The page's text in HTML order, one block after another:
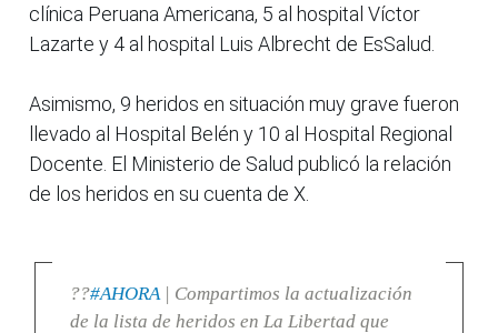
clínica Peruana Americana, 5 al hospital Víctor
Lazarte y 4 al hospital Luis Albrecht de EsSalud.
Asimismo, 9 heridos en situación muy grave fueron
llevado al Hospital Belén y 10 al Hospital Regional
Docente. El Ministerio de Salud publicó la relación
de los heridos en su cuenta de X.
??#AHORA| Compartimos la actualización
de la lista de heridos en La Libertad que